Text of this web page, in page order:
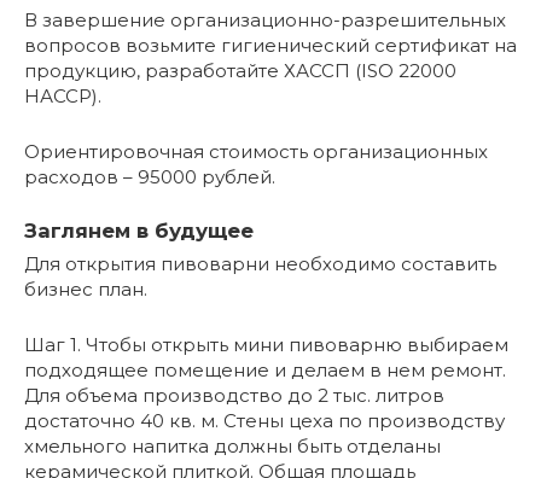
В завершение организационно-разрешительных
вопросов возьмите гигиенический сертификат на
продукцию, разработайте ХАССП (ISO 22000
НАССР).
Ориентировочная стоимость организационных
расходов – 95000 рублей.
Заглянем в будущее
Для открытия пивоварни необходимо составить
бизнес план.
Шаг 1. Чтобы открыть мини пивоварню выбираем
подходящее помещение и делаем в нем ремонт.
Для объема производство до 2 тыс. литров
достаточно 40 кв. м. Стены цеха по производству
хмельного напитка должны быть отделаны
керамической плиткой. Общая площадь